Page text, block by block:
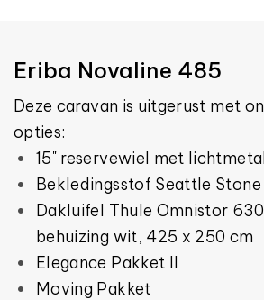
Eriba Novaline 485
Deze caravan is uitgerust met
opties:
15" reservewiel met
Bekledingsstof Seattle Stone
Dakluifel Thule Omnistor
behuizing wit, 425 x 250 cm
Elegance Pakket II
Moving Pakket